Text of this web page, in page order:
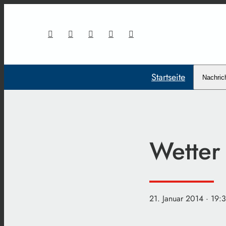
Startseite
Wetter
21. Januar 2014 ·